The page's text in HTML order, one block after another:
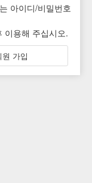
아이디/비밀번호
이용해 주십시오.
원 가입